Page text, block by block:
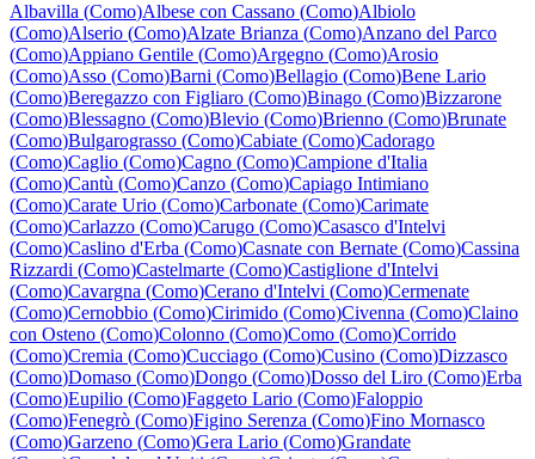
Albavilla (Como)Albese con Cassano (Como)Albiolo
(Como)Alserio (Como)Alzate Brianza (Como)Anzano del Parco
(Como)Appiano Gentile (Como)Argegno (Como)Arosio
(Como)Asso (Como)Barni (Como)Bellagio (Como)Bene Lario
(Como)Beregazzo con Figliaro (Como)Binago (Como)Bizzarone
(Como)Blessagno (Como)Blevio (Como)Brienno (Como)Brunate
(Como)Bulgarograsso (Como)Cabiate (Como)Cadorago
(Como)Caglio (Como)Cagno (Como)Campione d'Italia
(Como)Cantù (Como)Canzo (Como)Capiago Intimiano
(Como)Carate Urio (Como)Carbonate (Como)Carimate
(Como)Carlazzo (Como)Carugo (Como)Casasco d'Intelvi
(Como)Caslino d'Erba (Como)Casnate con Bernate (Como)Cassina
Rizzardi (Como)Castelmarte (Como)Castiglione d'Intelvi
(Como)Cavargna (Como)Cerano d'Intelvi (Como)Cermenate
(Como)Cernobbio (Como)Cirimido (Como)Civenna (Como)Claino
con Osteno (Como)Colonno (Como)Como (Como)Corrido
(Como)Cremia (Como)Cucciago (Como)Cusino (Como)Dizzasco
(Como)Domaso (Como)Dongo (Como)Dosso del Liro (Como)Erba
(Como)Eupilio (Como)Faggeto Lario (Como)Faloppio
(Como)Fenegrò (Como)Figino Serenza (Como)Fino Mornasco
(Como)Garzeno (Como)Gera Lario (Como)Grandate